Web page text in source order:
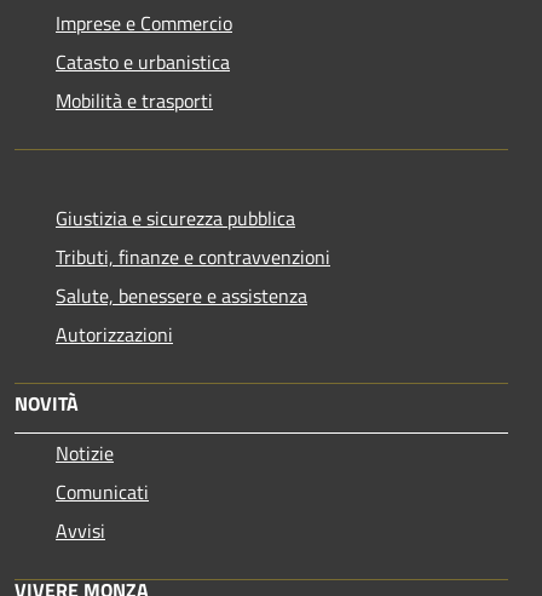
Imprese e Commercio
Catasto e urbanistica
Mobilità e trasporti
Giustizia e sicurezza pubblica
Tributi, finanze e contravvenzioni
Salute, benessere e assistenza
Autorizzazioni
NOVITÀ
Notizie
Comunicati
Avvisi
VIVERE MONZA